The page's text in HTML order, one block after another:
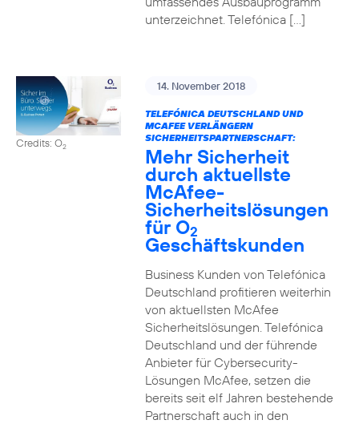
unterzeichnet. Telefónica […]
Credits: O2
14. November 2018
TELEFÓNICA DEUTSCHLAND UND
MCAFEE VERLÄNGERN
SICHERHEITSPARTNERSCHAFT:
Mehr Sicherheit
durch aktuellste
McAfee-
Sicherheitslösungen
für O2
Geschäftskunden
Business Kunden von Telefónica
Deutschland profitieren weiterhin
von aktuellsten McAfee
Sicherheitslösungen. Telefónica
Deutschland und der führende
Anbieter für Cybersecurity-
Lösungen McAfee, setzen die
bereits seit elf Jahren bestehende
Partnerschaft auch in den